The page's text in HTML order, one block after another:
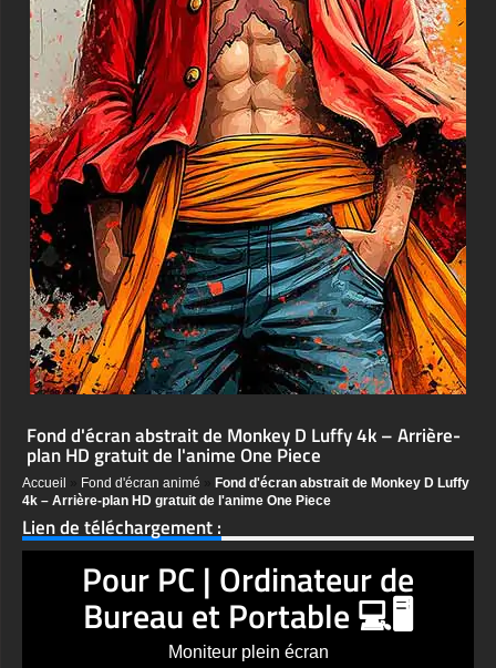
Fond d'écran abstrait de Monkey D Luffy 4k – Arrière-
plan HD gratuit de l'anime One Piece
Accueil Fond d'écran animé
Fond d'écran abstrait de Monkey D Luffy
4k – Arrière-plan HD gratuit de l'anime One Piece
Lien de téléchargement :
Pour PC | Ordinateur de
Bureau et Portable 💻🖥️
Moniteur plein écran